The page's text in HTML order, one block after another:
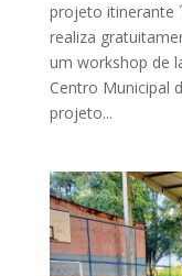
projeto itinerante
realiza
um workshop de
Centro Municipal
projeto...